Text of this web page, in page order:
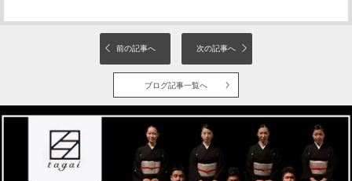
前の記事へ 次の記事へ
ブログ記事一覧へ